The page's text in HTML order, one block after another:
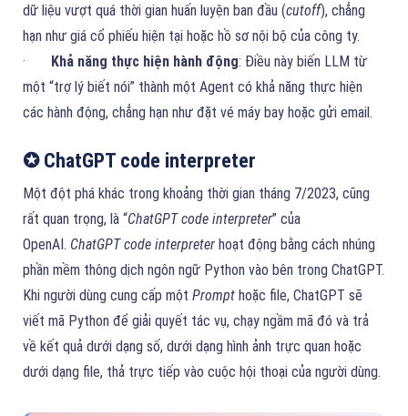
dữ liệu vượt quá thời gian huấn luyện ban đầu (cutoff), chẳng
hạn như giá cổ phiếu hiện tại hoặc hồ sơ nội bộ của công ty.
· Khả năng thực hiện hành động: Điều này biến LLM từ
một “trợ lý biết nói” thành một Agent có khả năng thực hiện
các hành động, chẳng hạn như đặt vé máy bay hoặc gửi email.
✪ ChatGPT code interpreter
Một đột phá khác trong khoảng thời gian tháng 7/2023, cũng
rất quan trọng, là “ChatGPT code interpreter” của
OpenAI. ChatGPT code interpreter hoạt động bằng cách nhúng
phần mềm thông dịch ngôn ngữ Python vào bên trong ChatGPT.
Khi người dùng cung cấp một Prompt hoặc file, ChatGPT sẽ
viết mã Python để giải quyết tác vụ, chạy ngầm mã đó và trả
về kết quả dưới dạng số, dưới dạng hình ảnh trực quan hoặc
dưới dạng file, thả trực tiếp vào cuộc hội thoại của người dùng.